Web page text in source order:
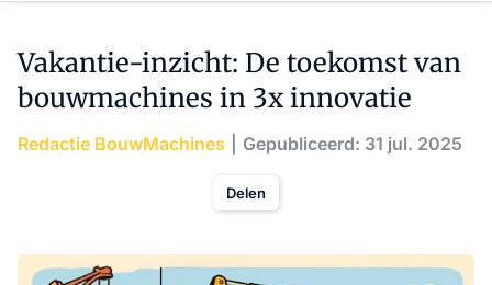
Vakantie-inzicht: De toekomst van
bouwmachines in 3x innovatie
Redactie BouwMachines Gepubliceerd: 31 jul. 2025
Delen